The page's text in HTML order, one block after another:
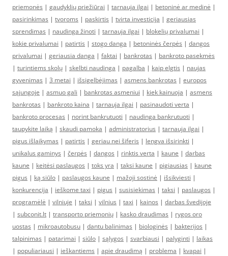
priemonės | gaudyklių priežiūrai | tarnauja ilgai | betoninė ar medinė |
pasirinkimas | tvoroms | paskirtis | tvirta investicija | geriausias
sprendimas | naudinga žinoti | tarnauja ilgai | blokelių privalumai |
kokie privalumai | patirtis | stogo danga | betoninės čerpės | dangos
privalumai | geriausia danga | faktai | bankrotas | bankroto pasekmės
| turintiems skolų | skelbti naudinga | pagalba | kaip elgtis | naujas
gyvenimas | 3 metai | išsigelbėjimas | asmens bankrotas | europos
sąjungoje | asmuo gali | bankrotas asmeniui | kiek kainuoja | asmens
bankrotas | bankroto kaina | tarnauja ilgai | pasinaudoti verta |
bankroto procesas | norint bankrutuoti | naudinga bankrutuoti |
taupykite laiką | skaudi pamoka | administratorius | tarnauja ilgai |
pigus išlaikymas | patirtis | geriau nei šiferis | lengva išsirinkti |
unikalus gaminys | čerpės | dangos | rinktis verta | kaune | darbas
kaune | keitėsi paslaugos | toks yra | taksi kaune | pigiausias | kaune
pigus | ką siūlo | paslaugos kaune | mažoji sostinė | išsikviesti |
konkurencija | ieškome taxi | pigus | susisiekimas | taksi | paslaugos |
programėlė | vilniuje | taksi | vilnius | taxi | kainos | darbas švedijoje
| subconit.lt | transporto priemonių | kasko draudimas | rygos oro
uostas | mikroautobusu | dantu balinimas | biologinės | bakterijos |
talpinimas | patarimai | siūlo | sąlygos | svarbiausi | palyginti | laikas
| populiariausi | ieškantiems | apie draudimą | problema | kvapai |